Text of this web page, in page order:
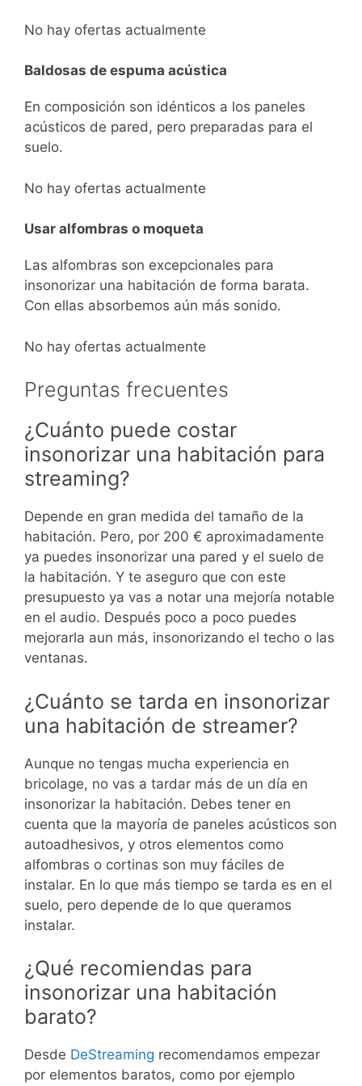
No hay ofertas actualmente
Baldosas de espuma acústica
En composición son idénticos a los paneles
acústicos de pared, pero preparadas para el
suelo.
No hay ofertas actualmente
Usar alfombras o moqueta
Las alfombras son excepcionales para
insonorizar una habitación de forma barata.
Con ellas absorbemos aún más sonido.
No hay ofertas actualmente
Preguntas frecuentes
¿Cuánto puede costar
insonorizar una habitación para
streaming?
Depende en gran medida del tamaño de la
habitación. Pero, por 200 € aproximadamente
ya puedes insonorizar una pared y el suelo de
la habitación. Y te aseguro que con este
presupuesto ya vas a notar una mejoría notable
en el audio. Después poco a poco puedes
mejorarla aun más, insonorizando el techo o las
ventanas.
¿Cuánto se tarda en insonorizar
una habitación de streamer?
Aunque no tengas mucha experiencia en
bricolage, no vas a tardar más de un día en
insonorizar la habitación. Debes tener en
cuenta que la mayoría de paneles acústicos son
autoadhesivos, y otros elementos como
alfombras o cortinas son muy fáciles de
instalar. En lo que más tiempo se tarda es en el
suelo, pero depende de lo que queramos
instalar.
¿Qué recomiendas para
insonorizar una habitación
barato?
Desde DeStreaming recomendamos empezar
por elementos baratos, como por ejemplo